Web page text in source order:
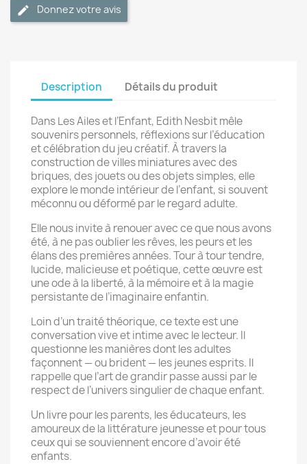
Donnez votre avis
Description Détails du produit
Dans Les Ailes et l’Enfant, Edith Nesbit mêle
souvenirs personnels, réflexions sur l’éducation
et célébration du jeu créatif. À travers la
construction de villes miniatures avec des
briques, des jouets ou des objets simples, elle
explore le monde intérieur de l’enfant, si souvent
méconnu ou déformé par le regard adulte.
Elle nous invite à renouer avec ce que nous avons
été, à ne pas oublier les rêves, les peurs et les
élans des premières années. Tour à tour tendre,
lucide, malicieuse et poétique, cette œuvre est
une ode à la liberté, à la mémoire et à la magie
persistante de l’imaginaire enfantin.
Loin d’un traité théorique, ce texte est une
conversation vive et intime avec le lecteur. Il
questionne les manières dont les adultes
façonnent — ou brident — les jeunes esprits. Il
rappelle que l’art de grandir passe aussi par le
respect de l’univers singulier de chaque enfant.
Un livre pour les parents, les éducateurs, les
amoureux de la littérature jeunesse et pour tous
ceux qui se souviennent encore d’avoir été
enfants.